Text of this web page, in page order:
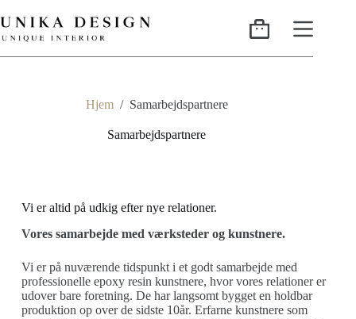
Hjem / Samarbejdspartnere
Samarbejdspartnere
Vi er altid på udkig efter nye relationer.
Vores samarbejde med værksteder og kunstnere.
Vi er på nuværende tidspunkt i et godt samarbejde med
professionelle epoxy resin kunstnere, hvor vores relationer er
udover bare foretning. De har langsomt bygget en holdbar
produktion op over de sidste 10år. Erfarne kunstnere som